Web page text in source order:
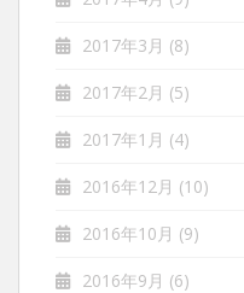
2017年3月 (8)
2017年2月 (5)
2017年1月 (4)
2016年12月 (10)
2016年10月 (9)
2016年9月 (6)